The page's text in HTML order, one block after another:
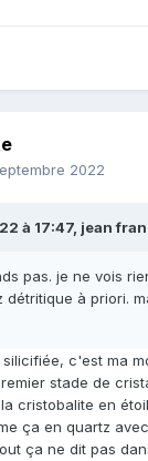
2022
à 17:47, jean
pas. je ne vois
détritique à priori.
c'est ma
stade de
cristobalite en
ça en quartz
ça ne dit pas